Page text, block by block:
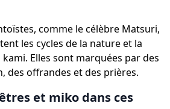
comme le célèbre Matsuri,
les cycles de la nature et la
Elles sont marquées par des
des offrandes et des prières.
et miko dans ces